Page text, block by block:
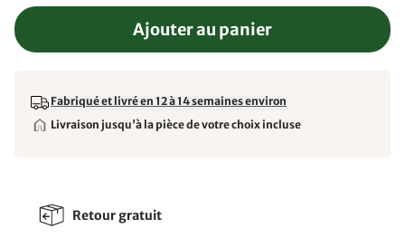
Ajouter au panier
Fabriqué et livré en 12 à 14 semaines environ
Livraison jusqu'à la pièce de votre choix incluse
Retour gratuit